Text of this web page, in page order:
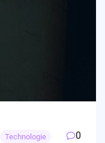
Technologie 0